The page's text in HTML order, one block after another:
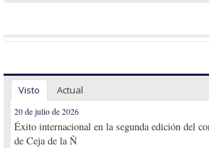
Visto Actual
20 de julio de 2026
Éxito internacional en la segunda edición del
de Ceja de la Ñ